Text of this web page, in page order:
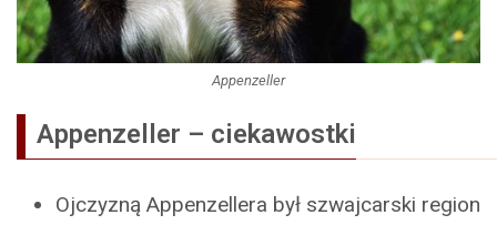
Appenzeller
Appenzeller – ciekawostki
Ojczyzną Appenzellera był szwajcarski region